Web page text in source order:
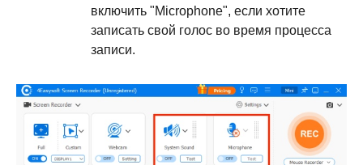
включить "Microphone", если хотите
записать свой голос во время процесса
записи.